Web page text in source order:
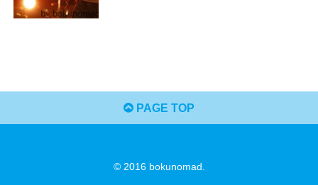
PAGE TOP
© 2016 bokunomad.